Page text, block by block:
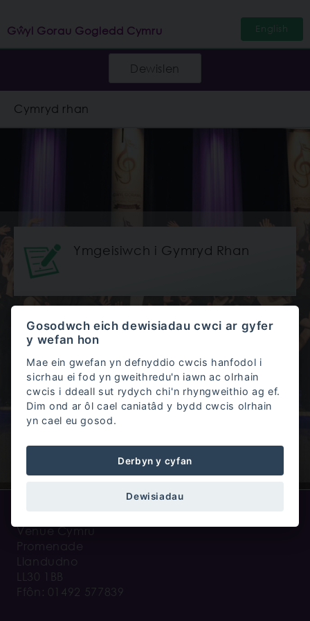
Gŵyl Gorau Gogledd Cymru English
Dewislen
Cymryd rhan
Ymgeisiwch i Gymryd Rhan
Cwestiynau Cyffredin
Rheolau a rheoliadau
Venue Cymru
Promenade
Llandudno
LL30 1BB
Ffôn: 01492 577839
Gosodwch eich dewisiadau cwci ar gyfer
y wefan hon
Mae ein gwefan yn defnyddio cwcis hanfodol i
sicrhau ei fod yn gweithredu'n iawn ac olrhain
cwcis i ddeall sut rydych chi'n rhyngweithio ag ef.
Dim ond ar ôl cael caniatâd y bydd cwcis olrhain
yn cael eu gosod.
Derbyn y cyfan
Dewisiadau